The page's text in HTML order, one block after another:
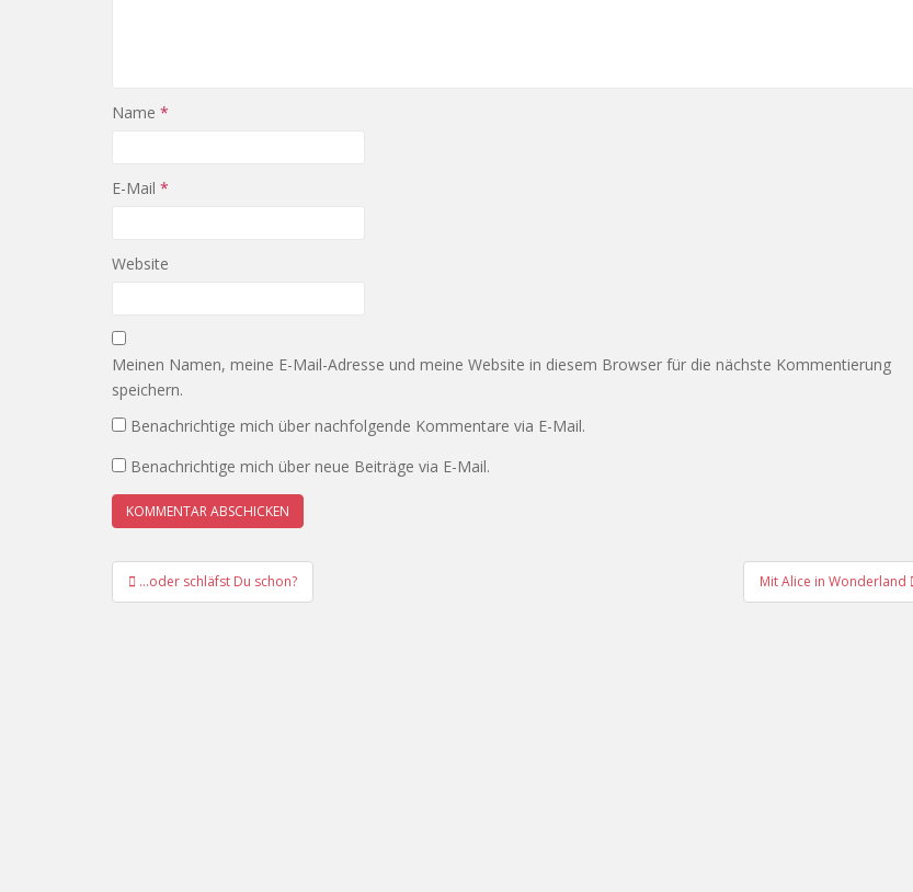
Name *
E-Mail *
Website
Meinen Namen, meine E-Mail-Adresse und meine Website in diesem Browser für die nächste Kommentierung
speichern.
Benachrichtige mich über nachfolgende Kommentare via E-Mail.
Benachrichtige mich über neue Beiträge via E-Mail.
Beitrags-
Navigation
…oder schläfst Du schon? Mit Alice in Wonderland